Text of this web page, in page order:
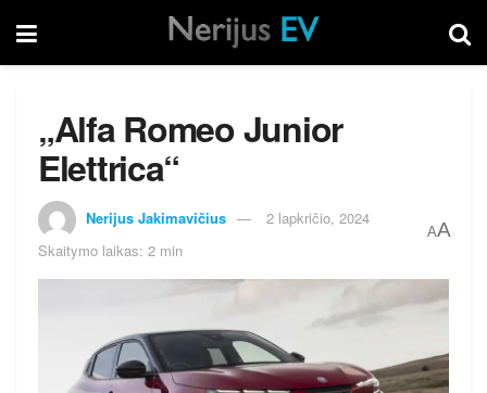
„Alfa Romeo Junior
Elettrica“
Nerijus Jakimavičius
2 lapkričio, 2024
Skaitymo laikas: 2 min
AA